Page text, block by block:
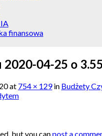
finansowa
04-25 o
at 754 × 129in Budżety
but you canpost a